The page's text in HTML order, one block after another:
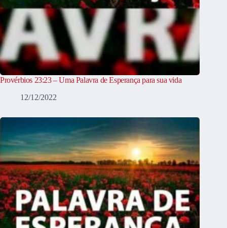
Provérbios 23:23 – Uma Palavra de Esperança para sua vida
12/12/2022